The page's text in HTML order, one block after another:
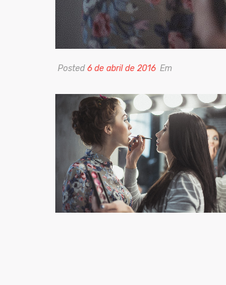
Posted6 de abril de 2016 Em